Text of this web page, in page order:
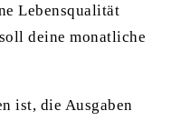
Lebensqualität
deine monatliche
ist, die Ausgaben